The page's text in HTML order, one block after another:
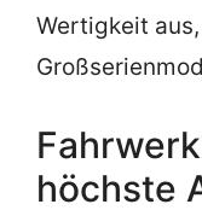
Wertigkeit
höchste